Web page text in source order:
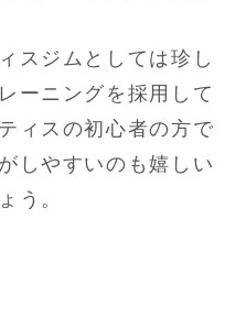
スジムとしては珍し
ーニングを採用して
ィスの初心者の方で
しやすいのも嬉しい
う。